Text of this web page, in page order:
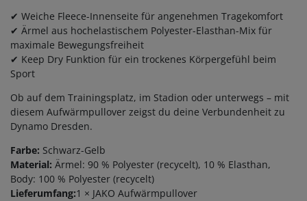
✔ Weiche Fleece-Innenseite für angenehmen Tragekomfort
✔ Ärmel aus hochelastischem Polyester-Elasthan-Mix für
maximale Bewegungsfreiheit
✔ Keep Dry Funktion für ein trockenes Körpergefühl beim
Sport
Ob auf dem Trainingsplatz, im Stadion oder unterwegs – mit
diesem Aufwärmpullover zeigst du deine Verbundenheit zu
Dynamo Dresden.
Farbe: Schwarz-Gelb
Material: Ärmel: 90 % Polyester (recycelt), 10 % Elasthan,
Body: 100 % Polyester (recycelt)
Lieferumfang:1 × JAKO Aufwärmpullover